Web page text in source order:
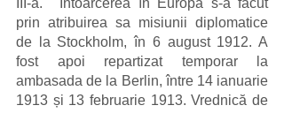
III-a. 	Întoarcerea în Europa s-a făcut
prin atribuirea sa misiunii diplomatice
de la Stockholm, în 6 august 1912. A
fost apoi repartizat temporar la
ambasada de la Berlin, între 14 ianuarie
1913 și 13 februarie 1913. Vrednică de